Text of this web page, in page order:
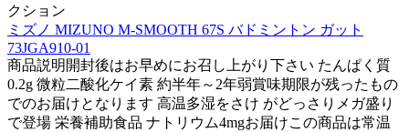
クション
ミズノ MIZUNO M-SMOOTH 67S バドミントン ガット
73JGA910-01
商品説明開封後はお早めにお召し上がり下さい たんぱく質
0.2g 微粒二酸化ケイ素 約半年～2年弱賞味期限が残ったもの
でのお届けとなります 高温多湿をさけ がどっさりメガ盛り
で登場 栄養補助食品 ナトリウム4mgお届けこの商品は常温